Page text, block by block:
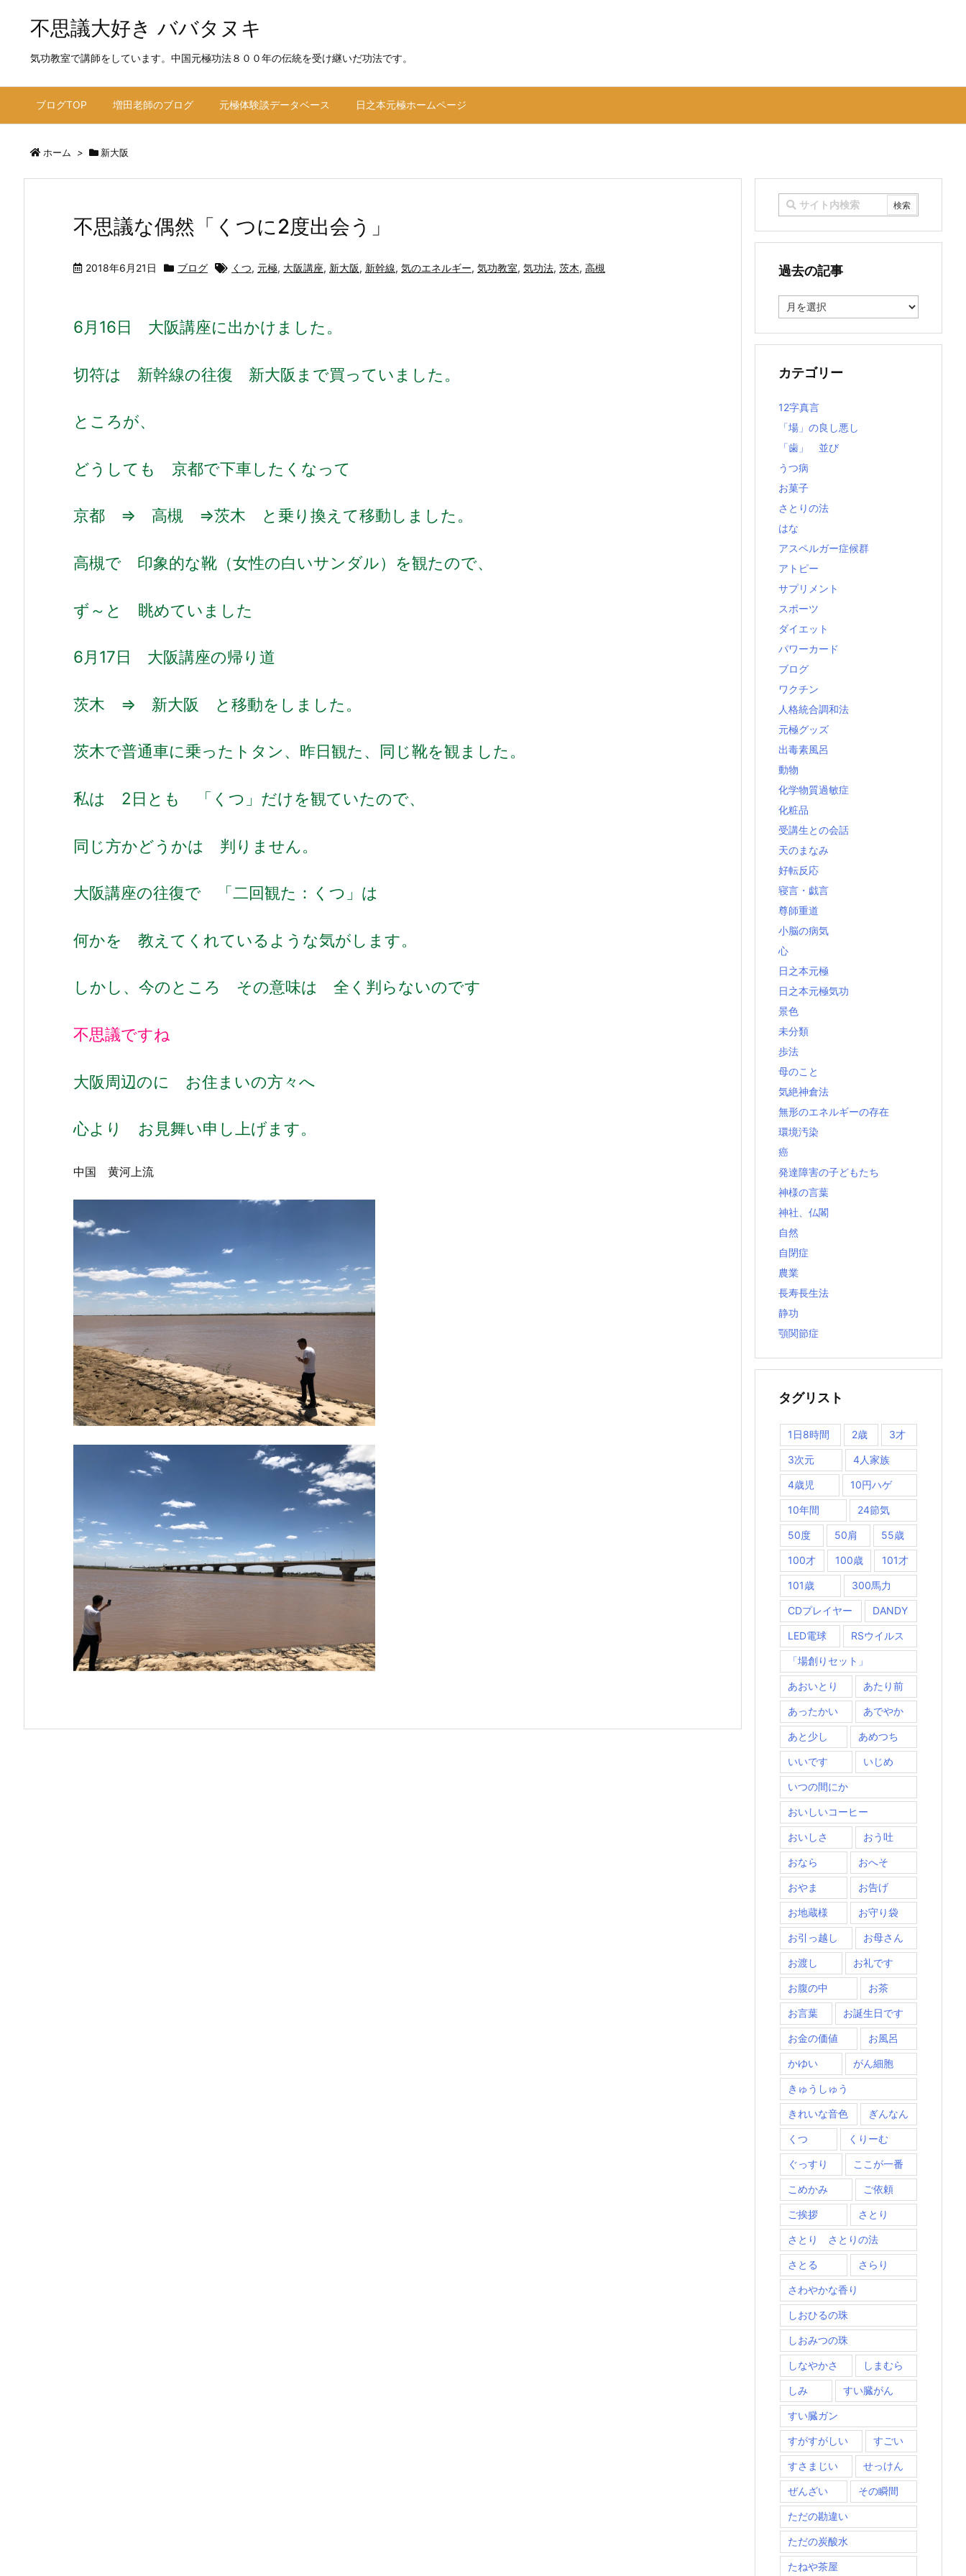
不思議大好き ババタヌキ
気功教室で講師をしています。中国元極功法８００年の伝統を受け継いだ功法です。
ブログTOP 増田老師のブログ 元極体験談データベース 日之本元極ホームページ
ホーム > 新大阪
不思議な偶然「くつに2度出会う」
2018年6月21日 ブログ くつ, 元極, 大阪講座, 新大阪, 新幹線, 気のエネルギー, 気功教室, 気功法, 茨木, 高槻
6月16日 大阪講座に出かけました。
切符は 新幹線の往復 新大阪まで買っていました。
ところが、
どうしても 京都で下車したくなって
京都 ⇒ 高槻 ⇒茨木 と乗り換えて移動しました。
高槻で 印象的な靴（女性の白いサンダル）を観たので、
ず～と 眺めていました
6月17日 大阪講座の帰り道
茨木 ⇒ 新大阪 と移動をしました。
茨木で普通車に乗ったトタン、昨日観た、同じ靴を観ました。
私は 2日とも 「くつ」だけを観ていたので、
同じ方かどうかは 判りません。
大阪講座の往復で 「二回観た：くつ」は
何かを 教えてくれているような気がします。
しかし、今のところ その意味は 全く判らないのです
不思議ですね
大阪周辺のに お住まいの方々へ
心より お見舞い申し上げます。
中国 黄河上流
過去の記事
去
記
カテゴリー
12字真言
「場」の良し悪し
「歯」 並び
うつ病
お菓子
さとりの法
はな
アスペルガー症候群
アトピー
サプリメント
スポーツ
ダイエット
パワーカード
ブログ
ワクチン
人格統合調和法
元極グッズ
出毒素風呂
動物
化学物質過敏症
化粧品
受講生との会話
天のまなみ
好転反応
寝言・戯言
尊師重道
小脳の病気
心
日之本元極
日之本元極気功
景色
未分類
歩法
母のこと
気絶神倉法
無形のエネルギーの存在
環境汚染
癌
発達障害の子どもたち
神様の言葉
神社、仏閣
自然
自閉症
農業
長寿長生法
静功
顎関節症
タグリスト
1日8時間 2歳 3才
3次元 4人家族
4歳児 10円ハゲ
10年間 24節気
50度 50肩 55歳
100才 100歳 101才
101歳 300馬力
CDプレイヤー DANDY
LED電球 RSウイルス
「場創りセット」
あおいとり あたり前
あったかい あでやか
あと少し あめつち
いいです いじめ
いつの間にか
おいしいコーヒー
おいしさ おう吐
おなら おへそ
おやま お告げ
お地蔵様 お守り袋
お引っ越し お母さん
お渡し お礼です
お腹の中 お茶
お言葉 お誕生日です
お金の価値 お風呂
かゆい がん細胞
きゅうしゅう
きれいな音色 ぎんなん
くつ くりーむ
ぐっすり ここが一番
こめかみ ご依頼
ご挨拶 さとり
さとり さとりの法
さとる さらり
さわやかな香り
しおひるの珠
しおみつの珠
しなやかさ しまむら
しみ すい臓がん
すい臓ガン
すがすがしい すごい
すさまじい せっけん
ぜんざい その瞬間
ただの勘違い
ただの炭酸水
たねや茶屋